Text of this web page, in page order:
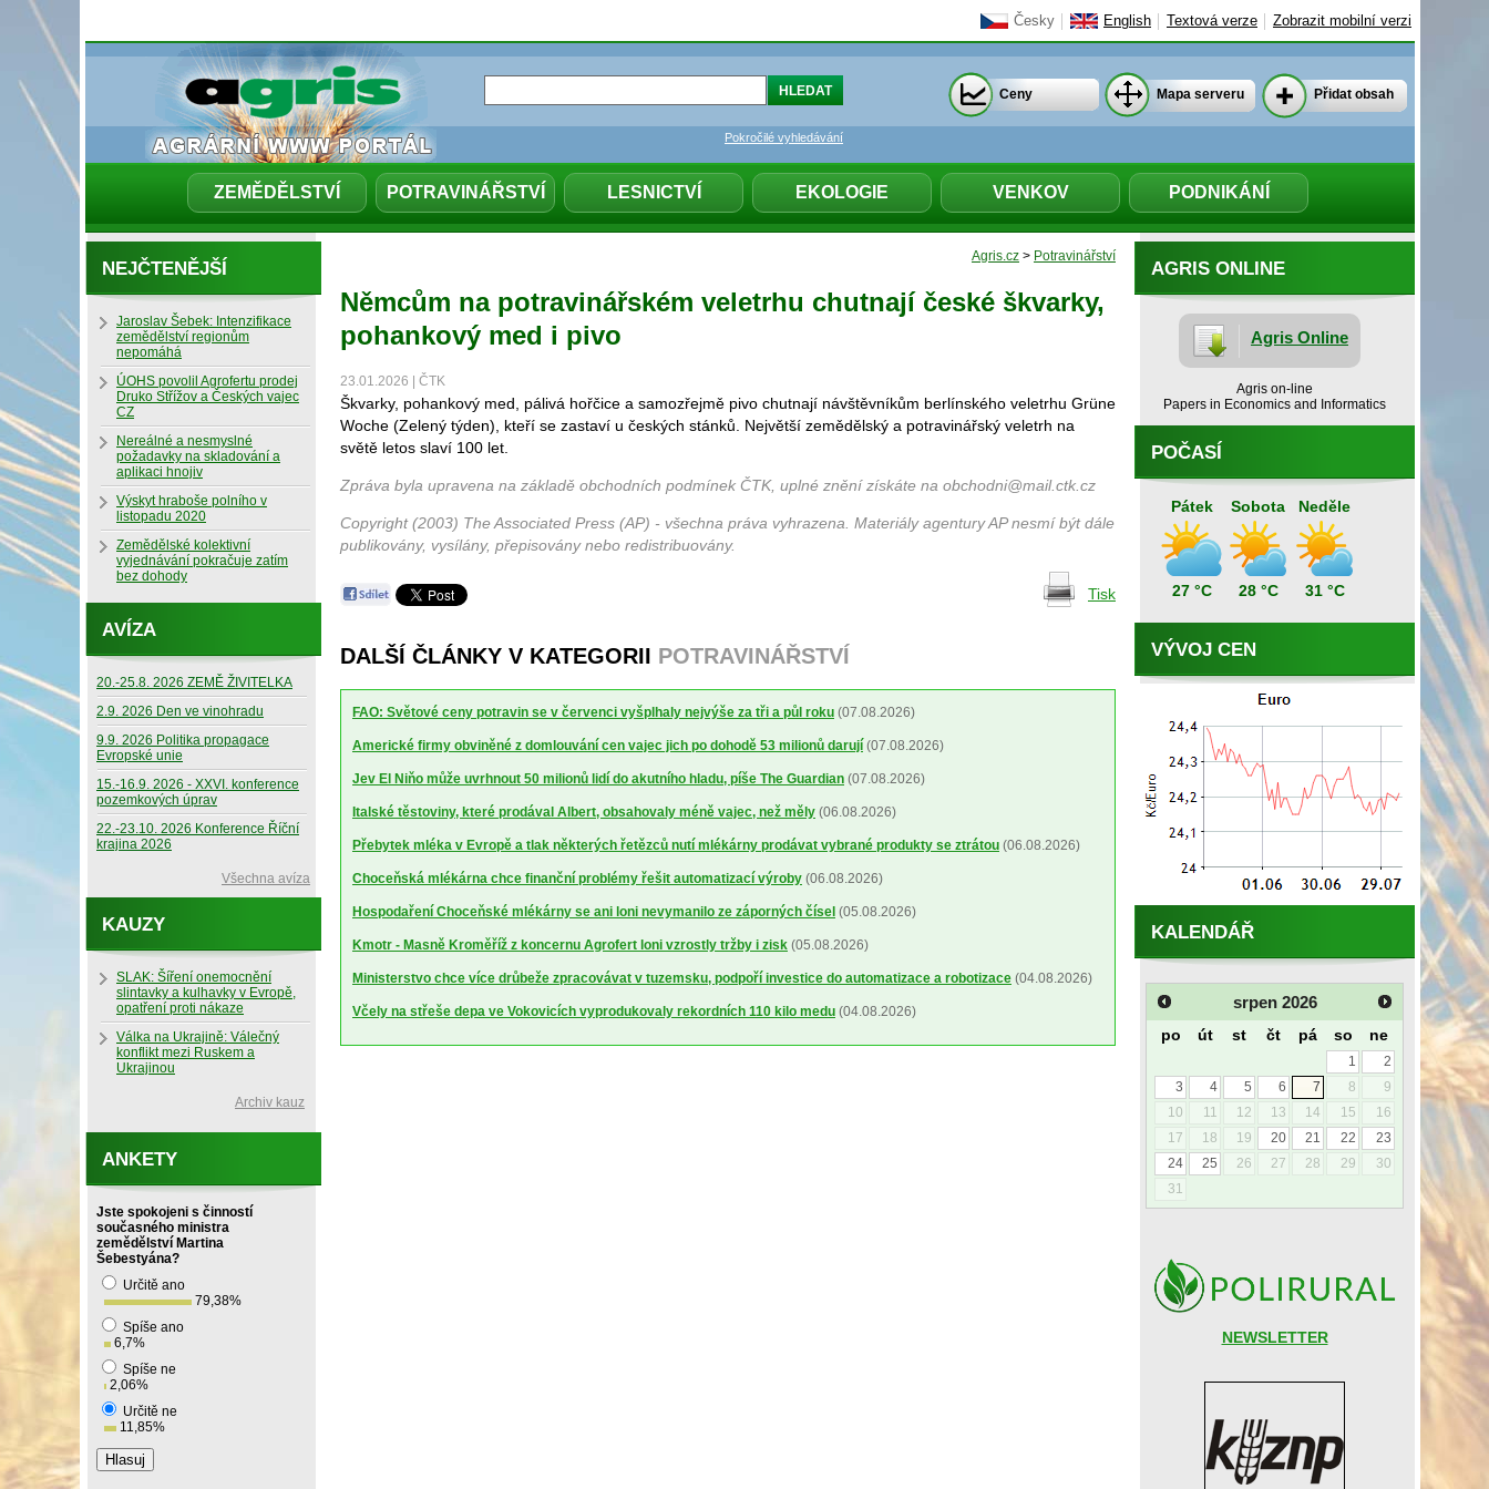
Česky English Textová verze Zobrazit mobilní verzi
ZEMĚDĚLSTVÍ POTRAVINÁŘSTVÍ LESNICTVÍ EKOLOGIE VENKOV PODNIKÁNÍ
Pokročilé vyhledávání
Ceny Mapa serveru Přidat obsah
Agris.cz > Potravinářství
Němcům na potravinářském veletrhu chutnají české škvarky,
pohankový med i pivo
23.01.2026 | ČTK
Škvarky, pohankový med, pálivá hořčice a samozřejmě pivo chutnají návštěvníkům berlínského veletrhu Grüne
Woche (Zelený týden), kteří se zastaví u českých stánků. Největší zemědělský a potravinářský veletrh na
světě letos slaví 100 let.
Zpráva byla upravena na základě obchodních podmínek ČTK, uplné znění získáte na obchodni@mail.ctk.cz
Copyright (2003) The Associated Press (AP) - všechna práva vyhrazena. Materiály agentury AP nesmí být dále
publikovány, vysílány, přepisovány nebo redistribuovány.
Tisk
DALŠÍ ČLÁNKY V KATEGORII POTRAVINÁŘSTVÍ
FAO: Světové ceny potravin se v červenci vyšplhaly nejvýše za tři a půl roku (07.08.2026)
Americké firmy obviněné z domlouvání cen vajec jich po dohodě 53 milionů darují (07.08.2026)
Jev El Niňo může uvrhnout 50 milionů lidí do akutního hladu, píše The Guardian (07.08.2026)
Italské těstoviny, které prodával Albert, obsahovaly méně vajec, než měly (06.08.2026)
Přebytek mléka v Evropě a tlak některých řetězců nutí mlékárny prodávat vybrané produkty se ztrátou (06.08.2026)
Choceňská mlékárna chce finanční problémy řešit automatizací výroby (06.08.2026)
Hospodaření Choceňské mlékárny se ani loni nevymanilo ze záporných čísel (05.08.2026)
Kmotr - Masně Kroměříž z koncernu Agrofert loni vzrostly tržby i zisk (05.08.2026)
Ministerstvo chce více drůbeže zpracovávat v tuzemsku, podpoří investice do automatizace a robotizace (04.08.2026)
Včely na střeše depa ve Vokovicích vyprodukovaly rekordních 110 kilo medu (04.08.2026)
AGRIS ONLINE
Agris Online
Agris on-line
Papers in Economics and Informatics
POČASÍ
Pátek
27 °C
Sobota
28 °C
Neděle
31 °C
VÝVOJ CEN
KALENDÁŘ
srpen 2026
po út st čt pá so ne
1
2
3
4 5 6 7 8
9
10
11 12 13 14 15
16
17
18 19 20 21 22
23
24
25 26 27 28 29
30
31
NEWSLETTER
NEJČTENĚJŠÍ
Jaroslav Šebek: Intenzifikace
zemědělství regionům
nepomáhá
ÚOHS povolil Agrofertu prodej
Druko Střížov a Českých vajec
CZ
Nereálné a nesmyslné
požadavky na skladování a
aplikaci hnojiv
Výskyt hraboše polního v
listopadu 2020
Zemědělské kolektivní
vyjednávání pokračuje zatím
bez dohody
AVÍZA
20.-25.8. 2026 ZEMĚ ŽIVITELKA
2.9. 2026 Den ve vinohradu
9.9. 2026 Politika propagace
Evropské unie
15.-16.9. 2026 - XXVI. konference
pozemkových úprav
22.-23.10. 2026 Konference Říční
krajina 2026
Všechna avíza
KAUZY
SLAK: Šíření onemocnění
slintavky a kulhavky v Evropě,
opatření proti nákaze
Válka na Ukrajině: Válečný
konflikt mezi Ruskem a
Ukrajinou
Archiv kauz
ANKETY
Jste spokojeni s činností
současného ministra
zemědělství Martina
Šebestyána?
Určitě ano
79,38%
Spíše ano
6,7%
Spíše ne
2,06%
Určitě ne
11,85%